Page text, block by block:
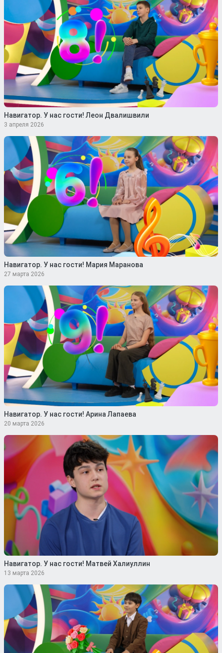
Навигатор. У нас гости! Леон Двалишвили
3 апреля 2026
Навигатор. У нас гости! Мария Маранова
27 марта 2026
Навигатор. У нас гости! Арина Лапаева
20 марта 2026
Навигатор. У нас гости! Матвей Халиуллин
13 марта 2026